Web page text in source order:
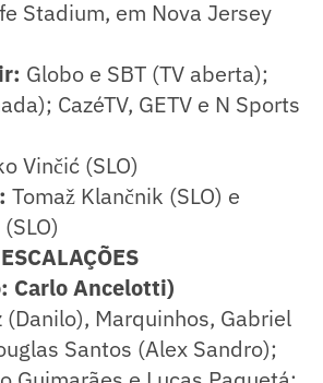
Stadium, em Nova Jersey
Globo e SBT (TV aberta);
CazéTV, GETV e N Sports
Vinčić (SLO)
Tomaž Klančnik (SLO) e
Carlo Ancelotti)
Marquinhos, Gabriel
Santos (Alex Sandro);